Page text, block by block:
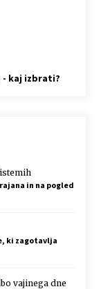
- kaj izbrati?
in na pogled
ki zagotavlja
vajinega dne